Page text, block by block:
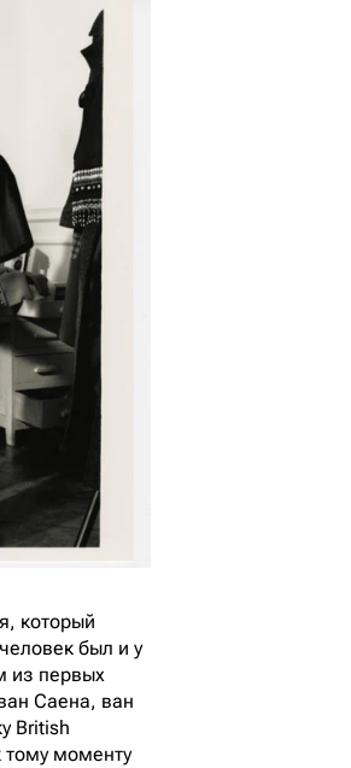
который
был и у
из первых
Саена, ван
British
моменту